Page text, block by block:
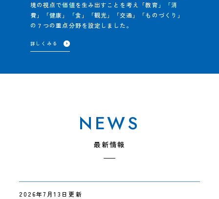
境の視点で価値を生み出すことを考え「教育」「消
費」「健康」「食」「観光」「交通」「ものづくり」
の７つの重点分野を設定しました。
詳しくみる
最新情報
2026年7月13日更新